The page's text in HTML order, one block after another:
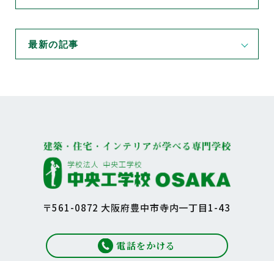
最新の記事
〒561-0872 大阪府豊中市寺内一丁目1-43
電話をかける